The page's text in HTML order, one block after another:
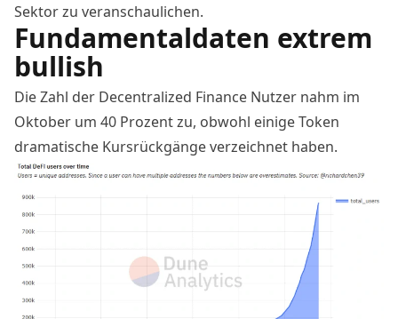
Sektor zu veranschaulichen.
Fundamentaldaten extrem
bullish
Die Zahl der Decentralized Finance Nutzer nahm im
Oktober um 40 Prozent zu, obwohl einige Token
dramatische Kursrückgänge verzeichnet haben.